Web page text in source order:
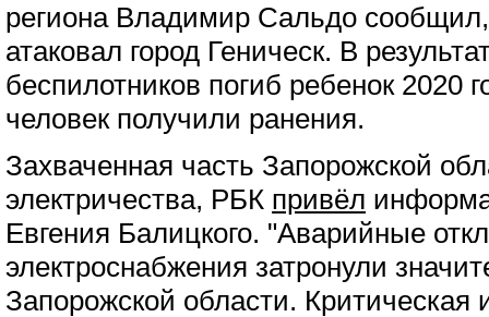
региона Владимир Сальдо сообщил,
атаковал город Геническ. В
беспилотников погиб ребенок 2020
человек получили ранения.
Захваченная часть Запорожской
электричества, РБК привёл
Евгения Балицкого. "Аварийные
электроснабжения затронули
Запорожской области. Критическая